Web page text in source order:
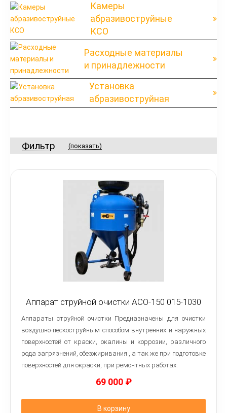
Камеры
абразивоструйные
КСО
Расходные материалы
и принадлежности
Установка
абразивоструйная
Фильтр (показать)
Аппарат струйной очистки АСО-150 015-1030
Аппараты струйной очистки Предназначены для очистки
воздушно-пескоструйным способом внутренних и наружных
поверхностей от краски, окалины и коррозии, различного
рода загрязнений, обезжиривания , а так же при подготовке
поверхностей для окраски, при ремонтных работах.
69 000 ₽
В корзину